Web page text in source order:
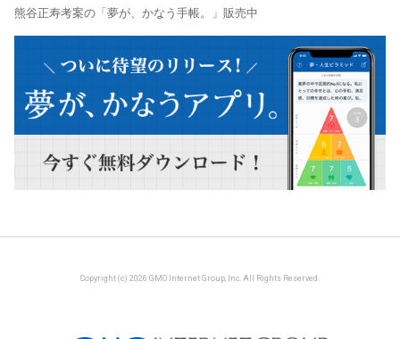
熊谷正寿考案の「夢が、かなう手帳。」販売中
Copyright (c) 2026 GMO Internet Group, Inc. All Rights Reserved.